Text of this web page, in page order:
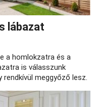
lábazat
a homlokzatra és a
is válasszunk
meggyőző lesz.